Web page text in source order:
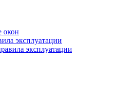
окон
эксплуатации
эксплуатации